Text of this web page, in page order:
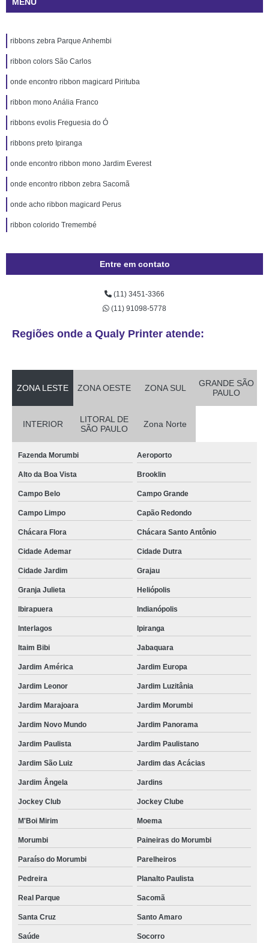
ribbons zebra Parque Anhembi
ribbon colors São Carlos
onde encontro ribbon magicard Pirituba
ribbon mono Anália Franco
ribbons evolis Freguesia do Ó
ribbons preto Ipiranga
onde encontro ribbon mono Jardim Everest
onde encontro ribbon zebra Sacomã
onde acho ribbon magicard Perus
ribbon colorido Tremembé
Entre em contato
(11) 3451-3366
(11) 91098-5778
Regiões onde a Qualy Printer atende:
ZONA LESTE ZONA OESTE ZONA SUL
GRANDE SÃO
PAULO
INTERIOR
LITORAL DE
SÃO PAULO
Zona Norte
Fazenda Morumbi Aeroporto
Alto da Boa Vista Brooklin
Campo Belo Campo Grande
Campo Limpo Capão Redondo
Chácara Flora Chácara Santo Antônio
Cidade Ademar Cidade Dutra
Cidade Jardim Grajau
Granja Julieta Heliópolis
Ibirapuera Indianópolis
Interlagos Ipiranga
Itaim Bibi Jabaquara
Jardim América Jardim Europa
Jardim Leonor Jardim Luzitânia
Jardim Marajoara Jardim Morumbi
Jardim Novo Mundo Jardim Panorama
Jardim Paulista Jardim Paulistano
Jardim São Luiz Jardim das Acácias
Jardim Ângela Jardins
Jockey Club Jockey Clube
M'Boi Mirim Moema
Morumbi Paineiras do Morumbi
Paraíso do Morumbi Parelheiros
Pedreira Planalto Paulista
Real Parque Sacomã
Santa Cruz Santo Amaro
Saúde Socorro